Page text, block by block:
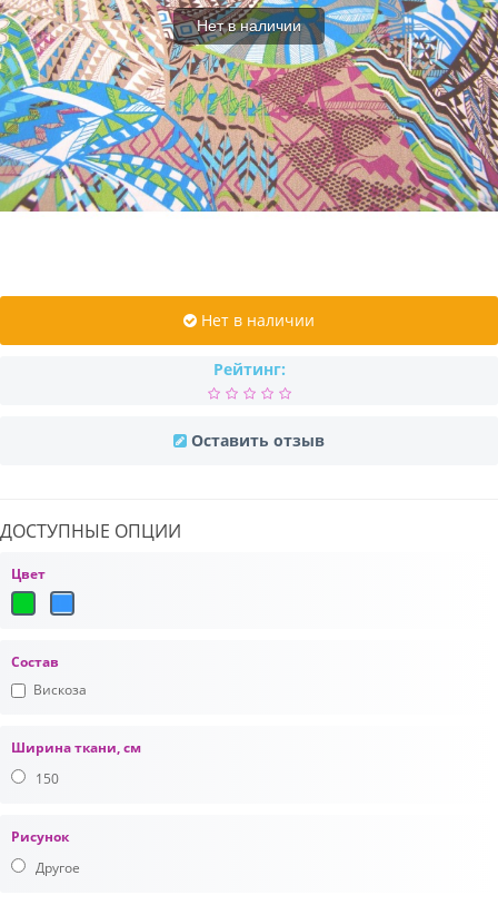
Нет в наличии
Нет в наличии
Рейтинг:
Оставить отзыв
ДОСТУПНЫЕ ОПЦИИ
Цвет
Состав
Вискоза
Ширина ткани, см
150
Рисунок
Другое